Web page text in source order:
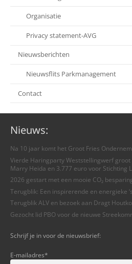
Organisatie
Privacy statement-AVG
Nieuwsberichten
Nieuwsflits Parkmanagement
Contact
Nieuws:
Na 10 jaar komt het Groot Fries
Vierde Haringparty Weststellingwerf
Marry Heida en 3.777 euro voor Stichting
2026 gestart met een mooie CO₂
Terugblik: Een inspirerende en energieke
Terugblik ALV en bezoek aan Dragt
Gezocht lid PBO voor de nieuwe
Schrijf je in voor de nieuwsbrief:
E-mailadres*